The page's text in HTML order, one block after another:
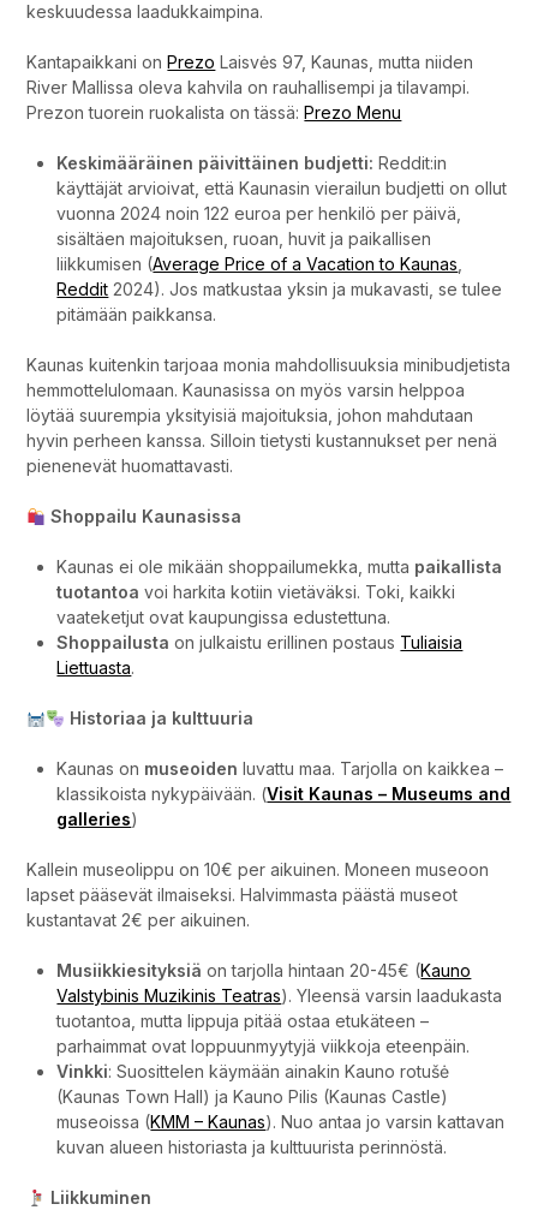
keskuudessa laadukkaimpina.
Kantapaikkani on Prezo Laisvės 97, Kaunas, mutta niiden
River Mallissa oleva kahvila on rauhallisempi ja tilavampi.
Prezon tuorein ruokalista on tässä: Prezo Menu
Keskimääräinen päivittäinen budjetti: Reddit:in
käyttäjät arvioivat, että Kaunasin vierailun budjetti on ollut
vuonna 2024 noin 122 euroa per henkilö per päivä,
sisältäen majoituksen, ruoan, huvit ja paikallisen
liikkumisen (Average Price of a Vacation to Kaunas,
Reddit 2024). Jos matkustaa yksin ja mukavasti, se tulee
pitämään paikkansa.
Kaunas kuitenkin tarjoaa monia mahdollisuuksia minibudjetista
hemmottelulomaan. Kaunasissa on myös varsin helppoa
löytää suurempia yksityisiä majoituksia, johon mahdutaan
hyvin perheen kanssa. Silloin tietysti kustannukset per nenä
pienenevät huomattavasti.
Shoppailu Kaunasissa
Kaunas ei ole mikään shoppailumekka, mutta paikallista
tuotantoa voi harkita kotiin vietäväksi. Toki, kaikki
vaateketjut ovat kaupungissa edustettuna.
Shoppailustaon julkaistu erillinen postaus Tuliaisia
Liettuasta.
Historiaa ja kulttuuria
Kaunas on museoiden luvattu maa. Tarjolla on kaikkea –
klassikoista nykypäivään. (Visit Kaunas – Museums and
galleries)
Kallein museolippu on 10€ per aikuinen. Moneen museoon
lapset pääsevät ilmaiseksi. Halvimmasta päästä museot
kustantavat 2€ per aikuinen.
Musiikkiesityksiäon tarjolla hintaan 20-45€ (Kauno
Valstybinis Muzikinis Teatras). Yleensä varsin laadukasta
tuotantoa, mutta lippuja pitää ostaa etukäteen –
parhaimmat ovat loppuunmyytyjä viikkoja eteenpäin.
Vinkki: Suosittelen käymään ainakin Kauno rotušė
(Kaunas Town Hall) ja Kauno Pilis (Kaunas Castle)
museoissa (KMM – Kaunas). Nuo antaa jo varsin kattavan
kuvan alueen historiasta ja kulttuurista perinnöstä.
Liikkuminen